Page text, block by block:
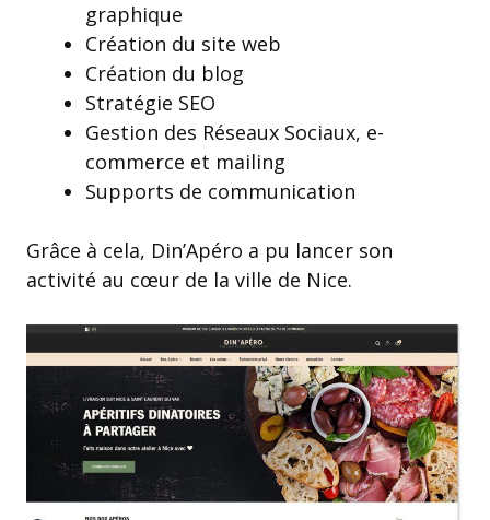
graphique
Création du site web
Création du blog
Stratégie SEO
Gestion des Réseaux Sociaux, e-
commerce et mailing
Supports de communication
Grâce à cela, Din’Apéro a pu lancer son
activité au cœur de la ville de Nice.